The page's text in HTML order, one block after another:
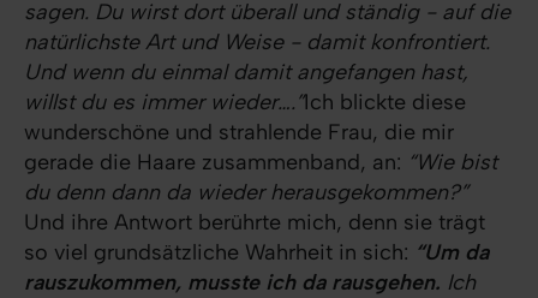
sagen. Du wirst dort überall und ständig - auf die
natürlichste Art und Weise - damit konfrontiert.
Und wenn du einmal damit angefangen hast,
willst du es immer wieder….”Ich blickte diese
wunderschöne und strahlende Frau, die mir
gerade die Haare zusammenband, an: “Wie bist
du denn dann da wieder herausgekommen?”
Und ihre Antwort berührte mich, denn sie trägt
so viel grundsätzliche Wahrheit in sich: “Um da
rauszukommen, musste ich da rausgehen. Ich